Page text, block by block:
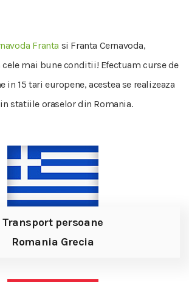
Franta si Franta Cernavoda,
mai bune conditii! Efectuam curse de
in 15 tari europene, acestea se realizeaza
statiile oraselor din Romania.
Transport persoane
Romania Grecia